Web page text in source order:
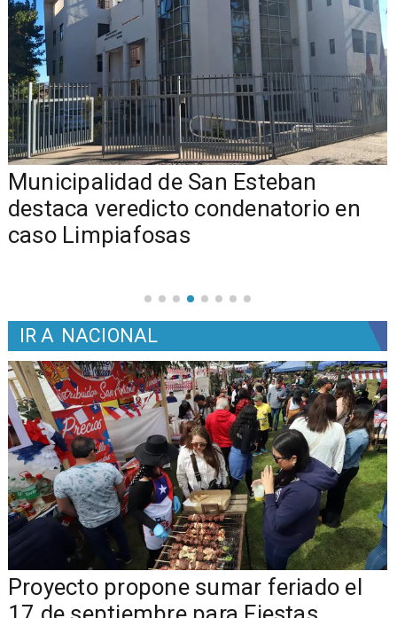
Municipalidad de San Esteban
destaca veredicto condenatorio en
caso Limpiafosas
IR A NACIONAL
Proyecto propone sumar feriado el